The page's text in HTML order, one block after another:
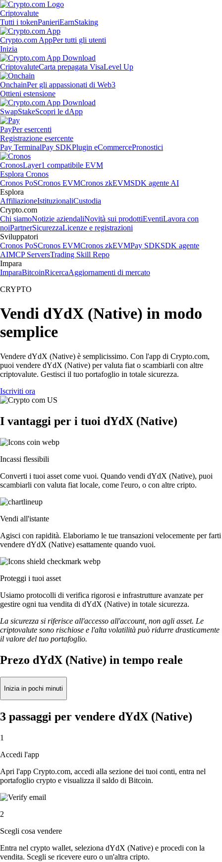
Criptovalute
Tutti i tokenPanieriEarnStaking
Crypto.com AppPer tutti gli utenti
Inizia
CriptovaluteCarta prepagata VisaLevel Up
OnchainPer gli appassionati di Web3
Ottieni estensione
SwapStakeScopri le dApp
PayPer esercenti
Registrazione esercente
Pay TerminalPay SDKPlugin eCommercePronostici
CronosLayer1 compatibile EVM
Esplora Cronos
Cronos PoSCronos EVMCronos zkEVMSDK agente AI
Esplora
AffiliazioneIstituzionaliCustodia
Crypto.com
Chi siamoNotizie aziendaliNovità sui prodottiEventiLavora con
noiPartnerSicurezzaLicenze e registrazioni
Sviluppatori
Cronos PoSCronos EVMCronos zkEVMPay SDKSDK agente
AIMCP ServersTrading Skill Repo
Impara
ImparaBitcoinRicercaAggiornamenti di mercato
CRYPTO
Vendi dYdX (Native) in modo
semplice
Vendere dYdX (Native) è semplicissimo. Con l'app di Crypto.com,
puoi vendere dYdX (Native) per valuta fiat o scambiarli con altre
criptovalute. Gestisci il tuo portafoglio in totale sicurezza.
Iscriviti ora
I vantaggi per i tuoi dYdX (Native)
Incassi flessibili
Converti i tuoi asset come vuoi. Quando vendi dYdX (Native), puoi
scambiarli con valuta fiat locale, come l'euro, o con altre cripto.
Vendi all'istante
Agisci con rapidità. Elaboriamo le tue transazioni velocemente per farti
vendere dYdX (Native) esattamente quando vuoi.
Proteggi i tuoi asset
Usiamo protocolli di verifica rigorosi e infrastrutture avanzate per
gestire ogni tua vendita di dYdX (Native) in totale sicurezza.
La sicurezza si riferisce all'accesso all'account, non agli asset. Le
criptovalute sono rischiose e l'alta volatilità può ridurre drasticamente
il valore del tuo portafoglio.
Prezo dYdX (Native) in tempo reale
Inizia in pochi minuti
3 passaggi per vendere dYdX (Native)
1
Accedi l'app
Apri l'app Crypto.com, accedi alla sezione dei tuoi conti, entra nel
portafoglio crypto e visualizza il saldo di Bitcoin.
2
Scegli cosa vendere
Entra nel crypto wallet, seleziona dYdX (Native) e procedi con la
vendita. Scegli se ricevere euro o un'altra cripto.